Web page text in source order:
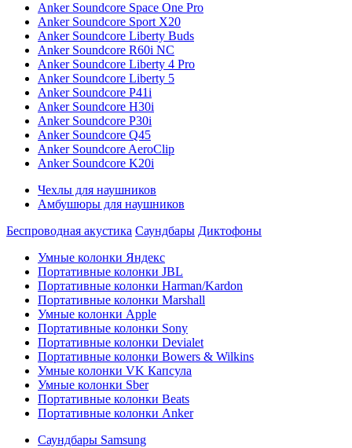
Anker Soundcore Space One Pro
Anker Soundcore Sport X20
Anker Soundcore Liberty Buds
Anker Soundcore R60i NC
Anker Soundcore Liberty 4 Pro
Anker Soundcore Liberty 5
Anker Soundcore P41i
Anker Soundcore H30i
Anker Soundcore P30i
Anker Soundcore Q45
Anker Soundcore AeroClip
Anker Soundcore K20i
Чехлы для наушников
Амбушюры для наушников
Беспроводная акустика Саундбары Диктофоны
Умные колонки Яндекс
Портативные колонки JBL
Портативные колонки Harman/Kardon
Портативные колонки Marshall
Умные колонки Apple
Портативные колонки Sony
Портативные колонки Devialet
Портативные колонки Bowers & Wilkins
Умные колонки VK Капсула
Умные колонки Sber
Портативные колонки Beats
Портативные колонки Anker
Саундбары Samsung